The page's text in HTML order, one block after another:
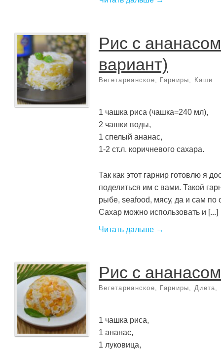
Рис с
вариант)
Вегетарианское, Гарниры, Каши
1 чашка риса (чашка=240 мл),
2 чашки воды,
1 спелый ананас,
1-2 ст.л. коричневого сахара.
Так как этот гарнир готовлю я
поделиться им с вами. Такой
рыбе, seafood, мясу, да и сам по
Сахар можно использовать и [...]
Читать дальше →
Рис с ананасом
Вегетарианское Гарниры Диета
1 чашка риса,
1 ананас,
1 луковица,